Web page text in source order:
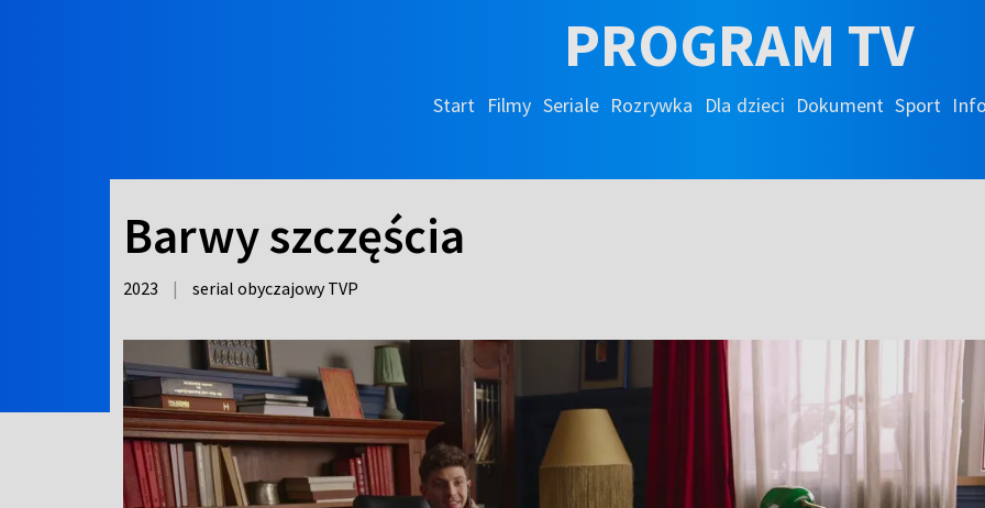
PROGRAM TV
Start Filmy Seriale Rozrywka Dla dzieci Dokument Sport
Barwy szczęścia
2023 | serial obyczajowy TVP